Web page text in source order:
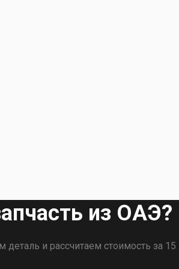
из ОАЭ?
и рассчитаем стоимость за 15